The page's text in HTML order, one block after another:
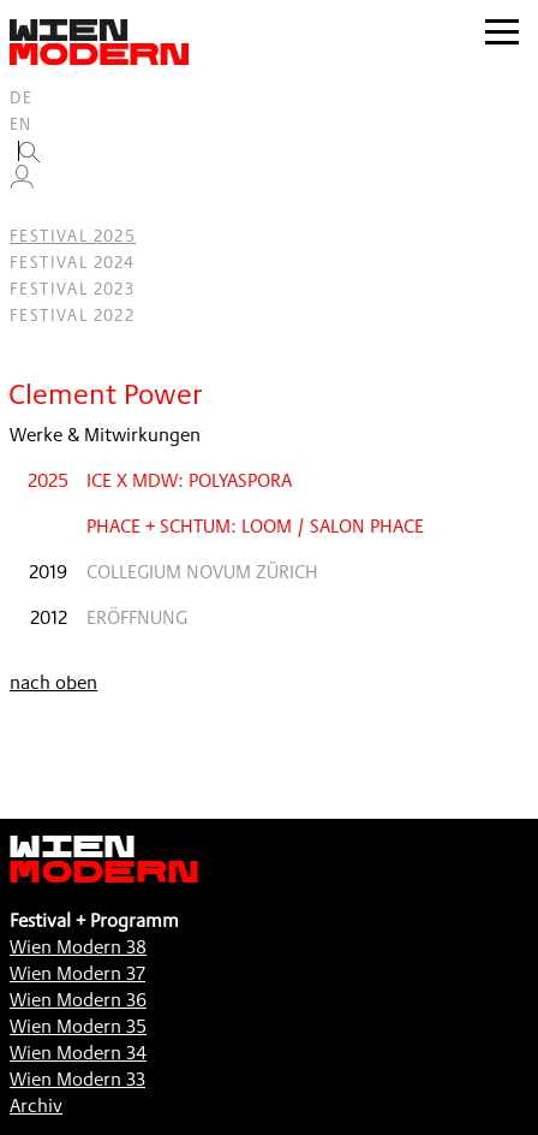
springen
zur
DE
EN
FESTIVAL 2025
FESTIVAL 2024
FESTIVAL 2023
FESTIVAL 2022
Clement Power
Werke & Mitwirkungen
2025
ICE X MDW: POLYASPORA
PHACE + SCHTUM: LOOM / SALON PHACE
2019
COLLEGIUM NOVUM ZÜRICH
2012
ERÖFFNUNG
nach oben
Wien
Modern
Festival + Programm
Wien Modern 38
Wien Modern 37
Wien Modern 36
Wien Modern 35
Wien Modern 34
Wien Modern 33
Archiv